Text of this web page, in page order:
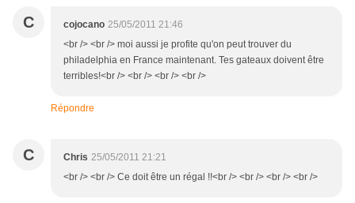
C cojocano 25/05/2011 21:46
<br /> <br /> moi aussi je profite qu'on peut trouver du
philadelphia en France maintenant. Tes gateaux doivent être
terribles!<br /> <br /> <br /> <br />
Répondre
C Chris 25/05/2011 21:21
<br /> <br /> Ce doit être un régal !!<br /> <br /> <br /> <br />